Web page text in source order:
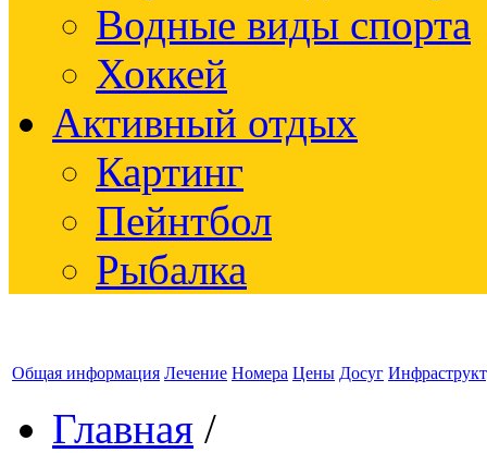
Водные виды спорта
Хоккей
Активный отдых
Картинг
Пейнтбол
Рыбалка
Общая информация Лечение Номера Цены Досуг
Главная /